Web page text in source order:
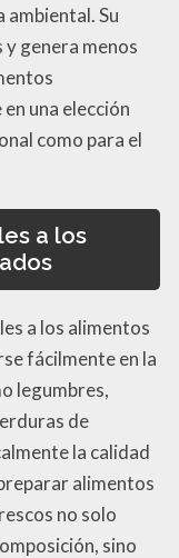
ambiental. Su
genera menos
una elección
como para el
a los
a los alimentos
fácilmente en la
legumbres,
de
la calidad
alimentos
no solo
sino